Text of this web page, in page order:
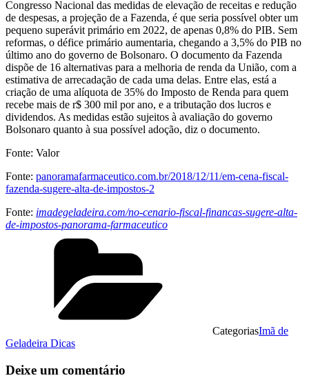
Congresso Nacional das medidas de elevação de receitas e redução
de despesas, a projeção de a Fazenda, é que seria possível obter um
pequeno superávit primário em 2022, de apenas 0,8% do PIB. Sem
reformas, o défice primário aumentaria, chegando a 3,5% do PIB no
último ano do governo de Bolsonaro. O documento da Fazenda
dispõe de 16 alternativas para a melhoria de renda da União, com a
estimativa de arrecadação de cada uma delas. Entre elas, está a
criação de uma alíquota de 35% do Imposto de Renda para quem
recebe mais de r$ 300 mil por ano, e a tributação dos lucros e
dividendos. As medidas estão sujeitos à avaliação do governo
Bolsonaro quanto à sua possível adoção, diz o documento.
Fonte: Valor
Fonte: panoramafarmaceutico.com.br/2018/12/11/em-cena-fiscal-
fazenda-sugere-alta-de-impostos-2
Fonte: imadegeladeira.com/no-cenario-fiscal-financas-sugere-alta-
de-impostos-panorama-farmaceutico
CategoriasImã de
Geladeira Dicas
Deixe um comentário